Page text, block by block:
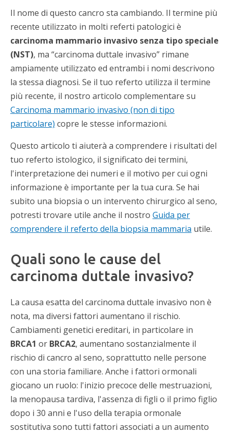
Il nome di questo cancro sta cambiando. Il termine più
recente utilizzato in molti referti patologici è
carcinoma mammario invasivo senza tipo speciale
(NST), ma “carcinoma duttale invasivo” rimane
ampiamente utilizzato ed entrambi i nomi descrivono
la stessa diagnosi. Se il tuo referto utilizza il termine
più recente, il nostro articolo complementare su
Carcinoma mammario invasivo (non di tipo
particolare) copre le stesse informazioni.
Questo articolo ti aiuterà a comprendere i risultati del
tuo referto istologico, il significato dei termini,
l'interpretazione dei numeri e il motivo per cui ogni
informazione è importante per la tua cura. Se hai
subito una biopsia o un intervento chirurgico al seno,
potresti trovare utile anche il nostro Guida per
comprendere il referto della biopsia mammaria utile.
Quali sono le cause del
carcinoma duttale invasivo?
La causa esatta del carcinoma duttale invasivo non è
nota, ma diversi fattori aumentano il rischio.
Cambiamenti genetici ereditari, in particolare in
BRCA1 or BRCA2, aumentano sostanzialmente il
rischio di cancro al seno, soprattutto nelle persone
con una storia familiare. Anche i fattori ormonali
giocano un ruolo: l'inizio precoce delle mestruazioni,
la menopausa tardiva, l'assenza di figli o il primo figlio
dopo i 30 anni e l'uso della terapia ormonale
sostitutiva sono tutti fattori associati a un aumento